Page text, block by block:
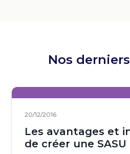
Nos
20/12/2016
Les avantages et
de créer une SASU